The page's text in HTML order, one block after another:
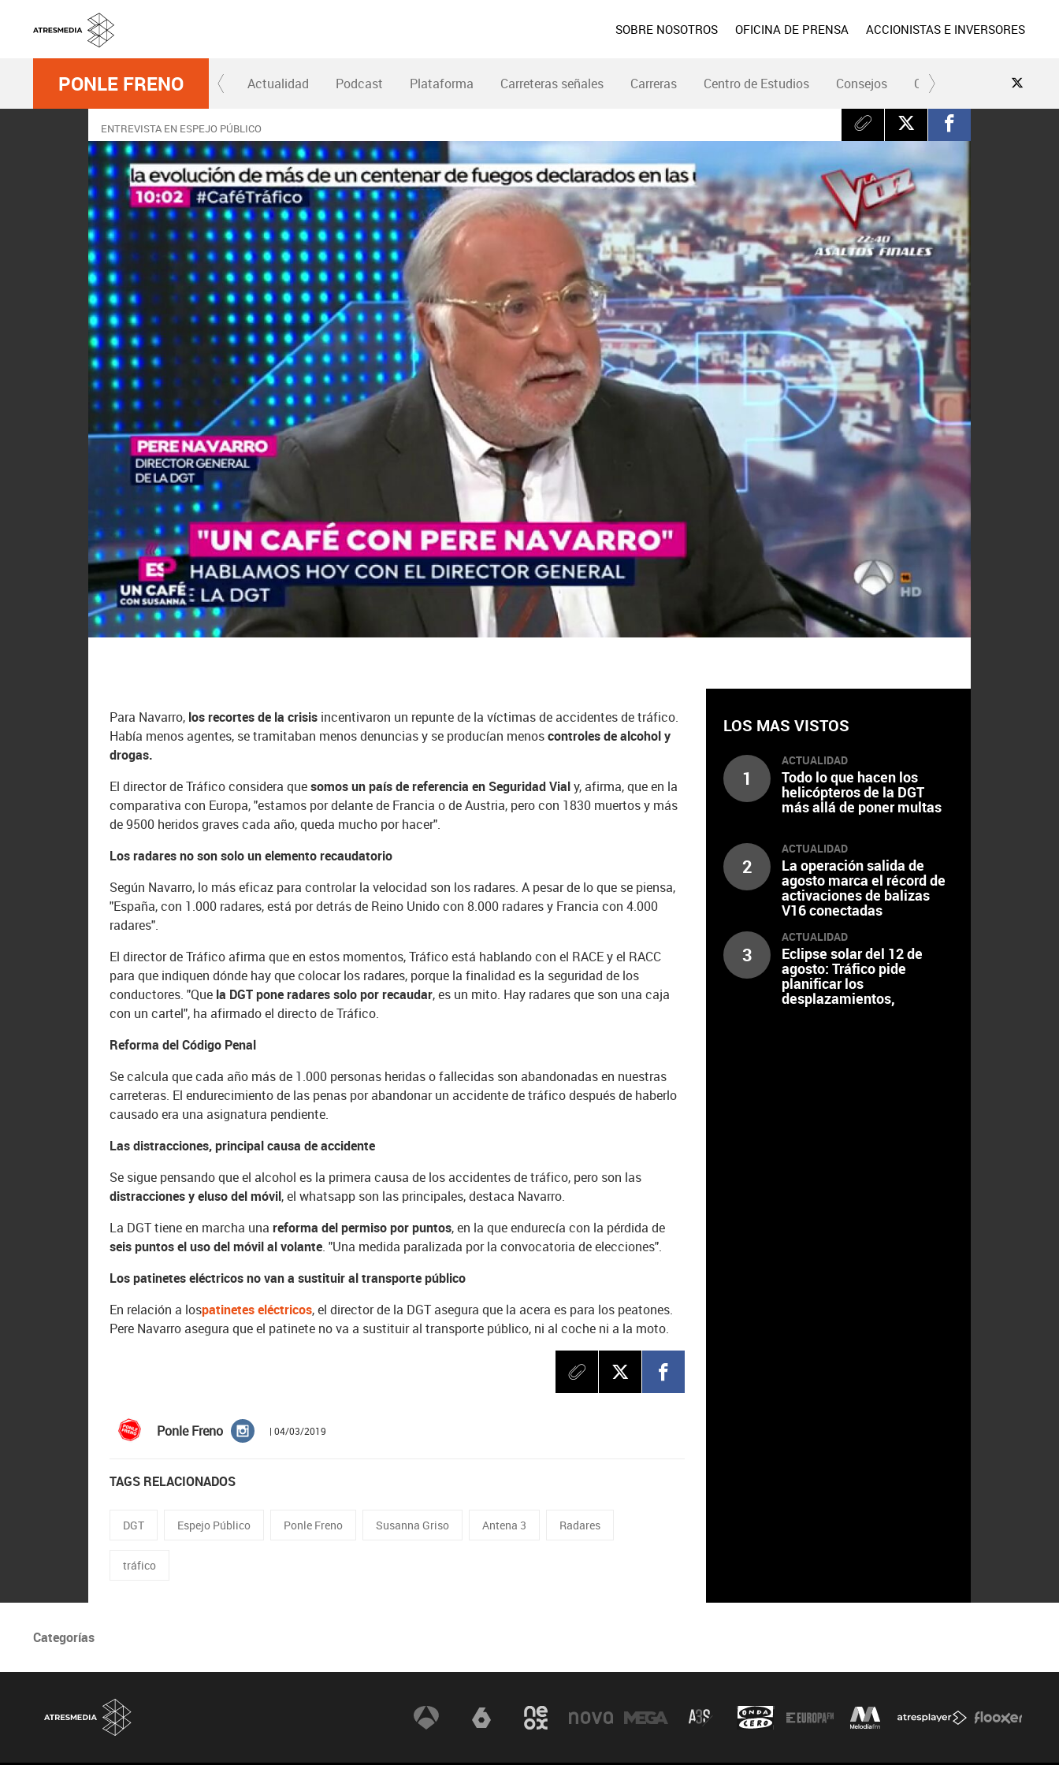
SOBRE NOSOTROS OFICINA DE PRENSA ACCIONISTAS E INVERSORES
PONLE FRENO Actualidad Podcast Plataforma Carreteras señales Carreras Centro de Estudios Consejos Conduce Seguro
ENTREVISTA EN ESPEJO PÚBLICO
Pere Navarro: "La DGT no pone radares solo para recaudar"
El Director General de Tráfico, Pero Navarro, se ha tomado un café con Susanna Griso en Espejo Público para hablar
sobre la reciente reforma del Código Penal y las futuras medidas de la DGT para reducir la siniestralidad vial.
Para Navarro, los recortes de la crisis incentivaron un repunte de la víctimas de accidentes de tráfico.
Había menos agentes, se tramitaban menos denuncias y se producían menoscontroles de alcohol y
drogas.
El director de Tráfico considera quesomos un país de referencia en Seguridad Vialy, afirma, que en la
comparativa con Europa, "estamos por delante de Francia o de Austria, pero con 1830 muertos y más
de 9500 heridos graves cada año, queda mucho por hacer".
Los radares no son solo un elemento recaudatorio
Según Navarro, lo más eficaz para controlar la velocidad son los radares. A pesar de lo que se piensa,
"España, con 1.000 radares, está por detrás de Reino Unido con 8.000 radares y Francia con 4.000
radares".
El director de Tráfico afirma que en estos momentos, Tráfico está hablando con el RACE y el RACC
para que indiquen dónde hay que colocar los radares, porque la finalidad es la seguridad de los
conductores. "Que la DGT pone radares solo por recaudar, es un mito. Hay radares que son una caja
con un cartel", ha afirmado el directo de Tráfico.
Reforma del Código Penal
Se calcula que cada año más de 1.000 personas heridas o fallecidas son abandonadas en nuestras
carreteras. El endurecimiento de las penas por abandonar un accidente de tráfico después de haberlo
causado era una asignatura pendiente.
Las distracciones, principal causa de accidente
Se sigue pensando que el alcohol es la primera causa de los accidentes de tráfico, pero son las
distracciones y eluso del móvil, el whatsapp son las principales, destaca Navarro.
La DGT tiene en marcha una reformadel permiso por puntos, en la que endurecía con la pérdida de
seis puntos el uso del móvil al volante. "Una medida paralizada por la convocatoria de elecciones".
Los patinetes eléctricos no van a sustituir al transporte público
En relación a lospatinetes eléctricos, el director de la DGT asegura que la acera es para los peatones.
Pere Navarro asegura que el patinete no va a sustituir al transporte público, ni al coche ni a la moto.
Ponle Freno | 04/03/2019
TAGS RELACIONADOS
DGT Espejo Público Ponle Freno Susanna Griso Antena 3 Radares
tráfico
LOS MAS VISTOS
1
ACTUALIDAD
Todo lo que hacen los
helicópteros de la DGT
más allá de poner multas
2
ACTUALIDAD
La operación salida de
agosto marca el récord de
activaciones de balizas
V16 conectadas
3
ACTUALIDAD
Eclipse solar del 12 de
agosto: Tráfico pide
planificar los
desplazamientos,
escalonar el regreso y
Categorías